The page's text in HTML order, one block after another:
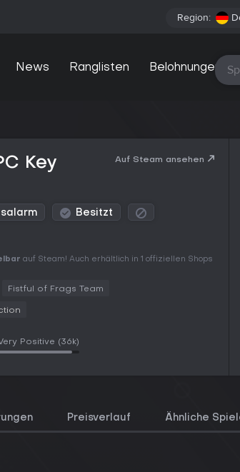
Region:
News Ranglisten Belohnungen
Key
Auf Steam ansehen
Besitzt
auf Steam! Auch erhältlich in 1 offiziellen Shops
Fistful of Frags Team
Positive (36k)
Preisverlauf Ähnliche